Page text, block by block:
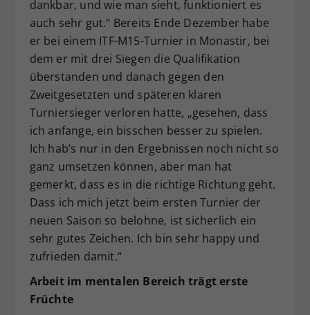
dankbar, und wie man sieht, funktioniert es
auch sehr gut.“ Bereits Ende Dezember habe
er bei einem ITF-M15-Turnier in Monastir, bei
dem er mit drei Siegen die Qualifikation
überstanden und danach gegen den
Zweitgesetzten und späteren klaren
Turniersieger verloren hatte, „gesehen, dass
ich anfange, ein bisschen besser zu spielen.
Ich hab’s nur in den Ergebnissen noch nicht so
ganz umsetzen können, aber man hat
gemerkt, dass es in die richtige Richtung geht.
Dass ich mich jetzt beim ersten Turnier der
neuen Saison so belohne, ist sicherlich ein
sehr gutes Zeichen. Ich bin sehr happy und
zufrieden damit.“
Arbeit im mentalen Bereich trägt erste
Früchte